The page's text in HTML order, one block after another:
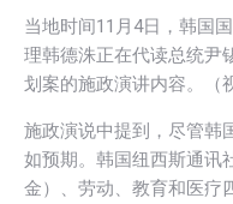
当地时间11月4日，韩国
理韩德洙正在代读总统尹
划案的施政演讲内容。（
施政演说中提到，尽管韩
如预期。韩国纽西斯通讯
金）、劳动、教育和医疗